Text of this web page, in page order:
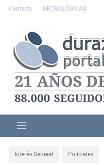
Contacto NECROLÓGICAS
Interés General Policiales